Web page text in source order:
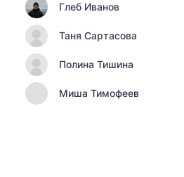
Глеб Иванов
Таня Сартасова
Полина Тишина
Миша Тимофеев